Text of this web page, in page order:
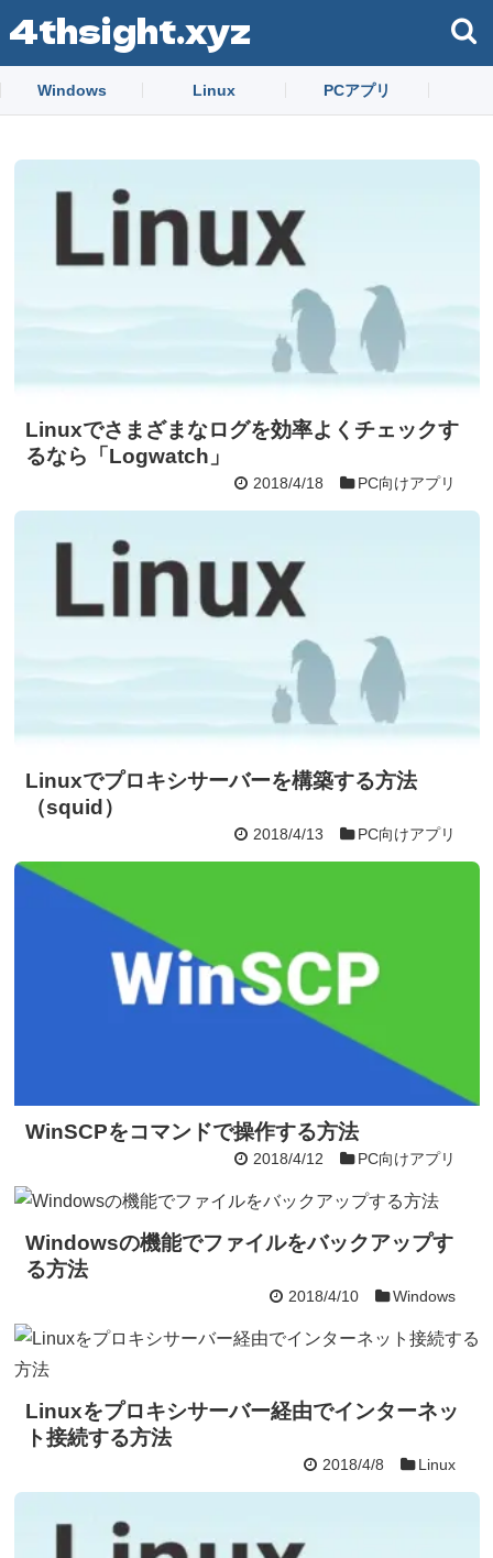
4thsight.xyz
Windows Linux PCアプリ
Linuxでさまざまなログを効率よくチェックす
るなら「Logwatch」
2018/4/18 PC向けアプリ
Linuxでプロキシサーバーを構築する方法
（squid）
2018/4/13 PC向けアプリ
WinSCPをコマンドで操作する方法
2018/4/12 PC向けアプリ
Windowsの機能でファイルをバックアップす
る方法
2018/4/10 Windows
Linuxをプロキシサーバー経由でインターネッ
ト接続する方法
2018/4/8 Linux